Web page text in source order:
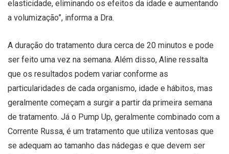
elasticidade, eliminando os efeitos da idade e aumentando
a volumização”, informa a Dra.
A duração do tratamento dura cerca de 20 minutos e pode
ser feito uma vez na semana. Além disso, Aline ressalta
que os resultados podem variar conforme as
particularidades de cada organismo, idade e hábitos, mas
geralmente começam a surgir a partir da primeira semana
de tratamento. Já o Pump Up, geralmente combinado com a
Corrente Russa, é um tratamento que utiliza ventosas que
se adequam ao tamanho das nádegas e que devem ser